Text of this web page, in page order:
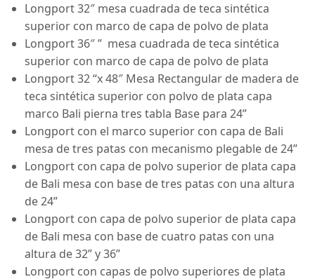
Longport 32″ mesa cuadrada de teca sintética
superior con marco de capa de polvo de plata
Longport 36″ ” mesa cuadrada de teca sintética
superior con marco de capa de polvo de plata
Longport 32 “x 48″ Mesa Rectangular de madera de
teca sintética superior con polvo de plata capa
marco Bali pierna tres tabla Base para 24”
Longport con el marco superior con capa de Bali
mesa de tres patas con mecanismo plegable de 24”
Longport con capa de polvo superior de plata capa
de Bali mesa con base de tres patas con una altura
de 24”
Longport con capa de polvo superior de plata capa
de Bali mesa con base de cuatro patas con una
altura de 32” y 36”
Longport con capas de polvo superiores de plata